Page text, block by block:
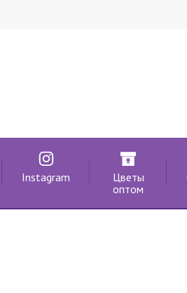
Instagram
Цветы
оптом